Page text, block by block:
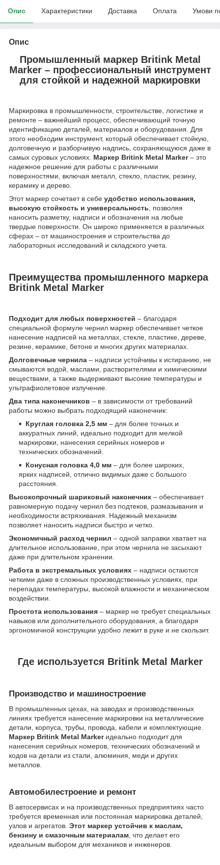
Опис Характеристики Доставка Оплата Умови
Опис
Промышленный маркер Britink Metal
Marker – профессиональный инструмент
для стойкой и надежной маркировки
Маркировка в промышленности, строительстве, логистике и
ремонте – важнейший процесс, обеспечивающий точную
идентификацию деталей, материалов и оборудования. Для
этого необходим инструмент, который обеспечивает стойкую,
долговечную и разборчивую надпись, сохраняющуюся даже в
самых суровых условиях. Маркер Britink Metal Marker– это
надежное решение для работы с различными
поверхностями, включая металл, стекло, пластик, резину,
керамику и дерево.
Этот маркер сочетает в себе удобство использования,
высокую стойкость и универсальность, позволяя
наносить разметку, надписи и обозначения на любые
твердые поверхности. Он широко применяется в различных
сферах – от машиностроения и строительства до
лабораторных исследований и складского учета.
Преимущества промышленного маркера
Britink Metal Marker
Подходит для любых поверхностей – благодаря
специальной формуле чернил маркер обеспечивает четкое
нанесение надписей на металлах, стекле, пластике, дереве,
резине, керамике, бетоне и многих других материалах.
Долговечные чернила – надписи устойчивы к истиранию, не
смываются водой, маслами, растворителями и химическими
веществами, а также выдерживают высокие температуры и
ультрафиолетовое излучение.
Два типа наконечников – в зависимости от требований
работы можно выбрать подходящий наконечник:
Круглая головка 2,5 мм – для более точных и
аккуратных линий, идеально подходит для мелкой
маркировки, нанесения серийных номеров и
технических обозначений.
Конусная головка 4,0 мм – для более широких,
ярких надписей, отлично видимых даже с большого
расстояния.
Высокопрочный шариковый наконечник – обеспечивает
равномерную подачу чернил без подтеков, размазывания и
необходимости встряхивания. Надежный механизм
позволяет наносить надписи быстро и четко.
Экономичный расход чернил – одной заправки хватает на
длительное использование, при этом чернила не засыхают
даже при длительном хранении.
Работа в экстремальных условиях – надписи остаются
четкими даже в сложных производственных условиях, при
перепадах температуры, высокой влажности и механическом
воздействии.
Простота использования – маркер не требует специальных
навыков или дополнительного оборудования, а благодаря
эргономичной конструкции удобно лежит в руке и не скользит.
Где используется Britink Metal Marker
Производство и машиностроение
В промышленных цехах, на заводах и производственных
линиях требуется нанесение маркировки на металлические
детали, корпуса, трубы, провода, кабели и комплектующие.
Маркер Britink Metal Markerидеально подходит для
нанесения серийных номеров, технических обозначений и
кодов на детали из стали, алюминия, меди и других
металлов.
Автомобилестроение и ремонт
В автосервисах и на производственных предприятиях часто
требуется временная или постоянная маркировка деталей,
узлов и агрегатов. Этот маркер устойчив к маслам,
бензину и смазочным материалам , что делает его
идеальным выбором для механиков и инженеров.